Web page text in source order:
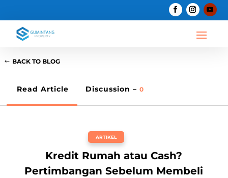
BACK TO BLOG
Read Article Discussion – 0
ARTIKEL
Kredit Rumah atau Cash?
Pertimbangan Sebelum Membeli